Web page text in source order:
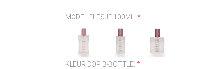
MODEL FLESJE 100ML:*
KLEUR DOP B-BOTTLE:*